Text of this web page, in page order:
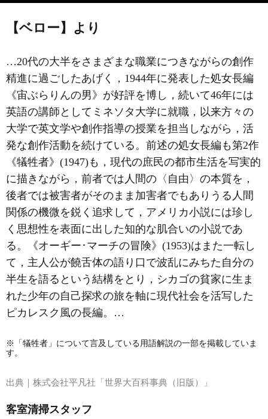
【ベロー】より
…20代の大半をさまざまな職業につきながらの創作
精進に過ごしたあげく，1944年に発表した処女長編
《宙ぶらりんの男》が好評を博し，続いて46年には
英語の講師としてミネソタ大学に就職，以来方々の
大学で英文学や創作指導の授業を担当しながら，活
発な創作活動を続けている。前述の処女長編も第2作
《犠牲者》(1947)も，現代の庶民の都市生活を写実的
に描きながら，前者では人間の〈自由〉の本質を，
後者では被害者がそのまま加害者でもありうる人間
関係の機微を鋭く追求して，アメリカ小説には珍し
く思想性を表面に出した知的な肌合いの小説であ
る。《オーギー･マーチの冒険》(1953)はまた一転し
て，主人公が饒舌体の語り口で波乱にみちた自分の
半生を語るという結構をとり，シカゴの貧家に生ま
れた少年の自己探求の旅を軸に現代社会を活写した
ピカレスク風の長編。…
※「犠牲者」について言及している用語解説の一部を掲載していま
す。
出典｜ 株式会社平凡社「世界大百科事典（旧版）」
客室清掃スタッフ